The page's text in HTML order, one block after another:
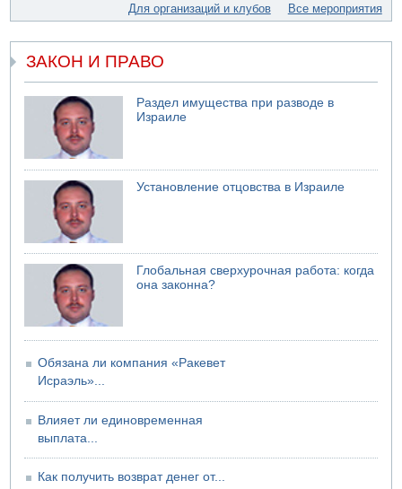
Министр обороны ушел с заседания кабинета на
свадьбу
Саудовская Аравия опасается нападения хуситов и
иракских ополченцев
07.08.2026 08:29
В Бат-Яме утонул мужчина
07.08.2026 08:29
Стрельба в школе Таиланда
07.08.2026 06:47
Недалеко от Бейт-Шемеша погиб велосипедист
07.08.2026 06:24
Саудовская Аравия сообщает о нападении хуситов
Для организаций и клубов Все мероприятия
ЗАКОН И ПРАВО
Раздел имущества при разводе в
Израиле
Установление отцовства в Израиле
Глобальная сверхурочная работа: когда
она законна?
Обязана ли компания «Ракевет
Исраэль»...
Влияет ли единовременная
выплата...
Как получить возврат денег от...